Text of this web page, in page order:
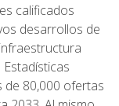
calificados
desarrollos de
de 80,000 ofertas